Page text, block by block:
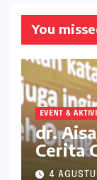
You
EVENT &
dr.
Cerita
Catat
4